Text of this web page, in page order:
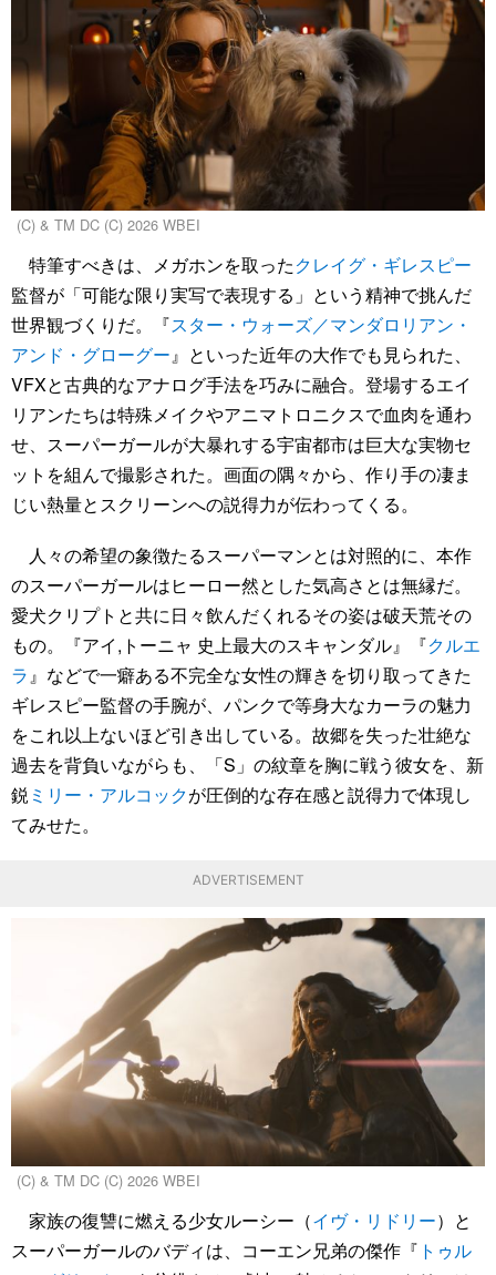
(C) & TM DC (C) 2026 WBEI
特筆すべきは、メガホンを取ったクレイグ・ギレスピー
監督が「可能な限り実写で表現する」という精神で挑んだ
世界観づくりだ。『スター・ウォーズ／マンダロリアン・
アンド・グローグー』といった近年の大作でも見られた、
VFXと古典的なアナログ手法を巧みに融合。登場するエイ
リアンたちは特殊メイクやアニマトロニクスで血肉を通わ
せ、スーパーガールが大暴れする宇宙都市は巨大な実物セ
ットを組んで撮影された。画面の隅々から、作り手の凄ま
じい熱量とスクリーンへの説得力が伝わってくる。
人々の希望の象徴たるスーパーマンとは対照的に、本作
のスーパーガールはヒーロー然とした気高さとは無縁だ。
愛犬クリプトと共に日々飲んだくれるその姿は破天荒その
もの。『アイ,トーニャ 史上最大のスキャンダル』『クルエ
ラ』などで一癖ある不完全な女性の輝きを切り取ってきた
ギレスピー監督の手腕が、パンクで等身大なカーラの魅力
をこれ以上ないほど引き出している。故郷を失った壮絶な
過去を背負いながらも、「S」の紋章を胸に戦う彼女を、新
鋭ミリー・アルコックが圧倒的な存在感と説得力で体現し
てみせた。
ADVERTISEMENT
(C) & TM DC (C) 2026 WBEI
家族の復讐に燃える少女ルーシー（イヴ・リドリー）と
スーパーガールのバディは、コーエン兄弟の傑作『 トゥル